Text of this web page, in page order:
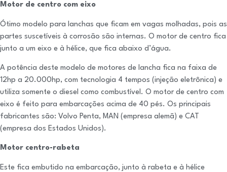
Motor de centro com eixo
Ótimo modelo para lanchas que ficam em vagas molhadas, pois as
partes suscetíveis à corrosão são internas. O motor de centro fica
junto a um eixo e à hélice, que fica abaixo d’água.
A potência deste modelo de motores de lancha fica na faixa de
12hp a 20.000hp, com tecnologia 4 tempos (injeção eletrônica) e
utiliza somente o diesel como combustível. O motor de centro com
eixo é feito para embarcações acima de 40 pés. Os principais
fabricantes são: Volvo Penta, MAN (empresa alemã) e CAT
(empresa dos Estados Unidos).
Motor centro-rabeta
Este fica embutido na embarcação, junto à rabeta e à hélice